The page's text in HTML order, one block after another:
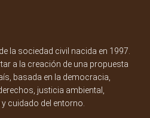
la sociedad civil nacida en 1997.
a la creación de una propuesta
basada en la democracia,
justicia ambiental,
cuidado del entorno.